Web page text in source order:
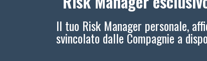
Il tuo Risk Manager personale,
svincolato dalle Compagnie a